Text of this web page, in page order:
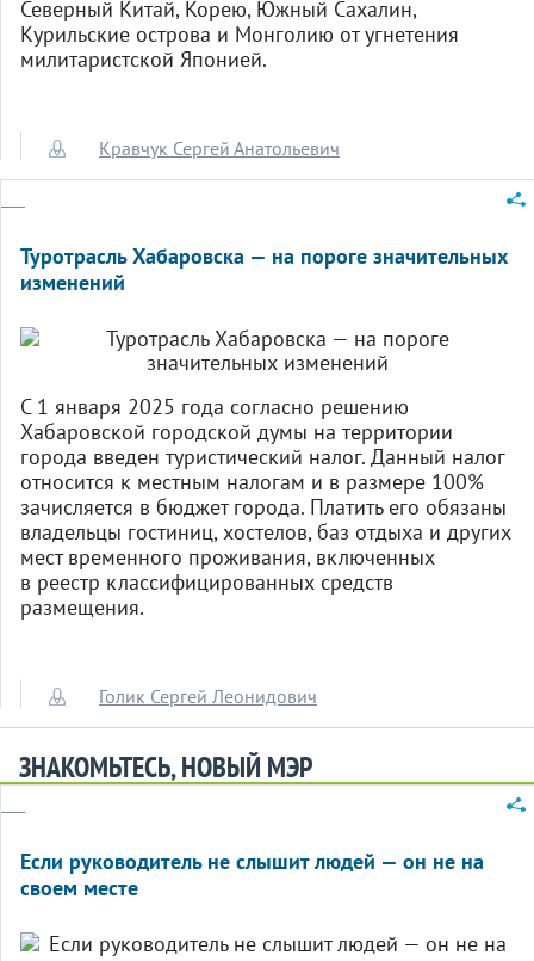
Северный Китай, Корею, Южный Сахалин,
Курильские острова и Монголию от угнетения
милитаристской Японией.
Кравчук Сергей Анатольевич
Туротрасль Хабаровска — на пороге значительных
изменений
С 1 января 2025 года согласно решению
Хабаровской городской думы на территории
города введен туристический налог. Данный налог
относится к местным налогам и в размере 100%
зачисляется в бюджет города. Платить его обязаны
владельцы гостиниц, хостелов, баз отдыха и других
мест временного проживания, включенных
в реестр классифицированных средств
размещения.
Голик Сергей Леонидович
ЗНАКОМЬТЕСЬ, НОВЫЙ МЭР
Если руководитель не слышит людей — он не на
своем месте